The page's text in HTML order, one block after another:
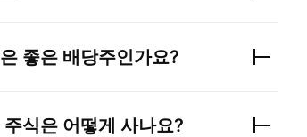
은 좋은 배당주인가요?
주식은 어떻게 사나요?